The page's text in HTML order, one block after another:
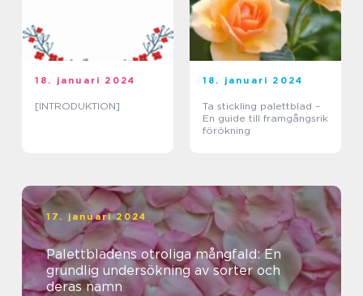
18. januari 2024
[INTRODUKTION]
18. januari 2024
Ta stickling palettblad –
En guide till framgångsrik
förökning
17. januari 2024
Palettbladens otroliga mångfald: En
grundlig undersökning av sorter och
deras namn